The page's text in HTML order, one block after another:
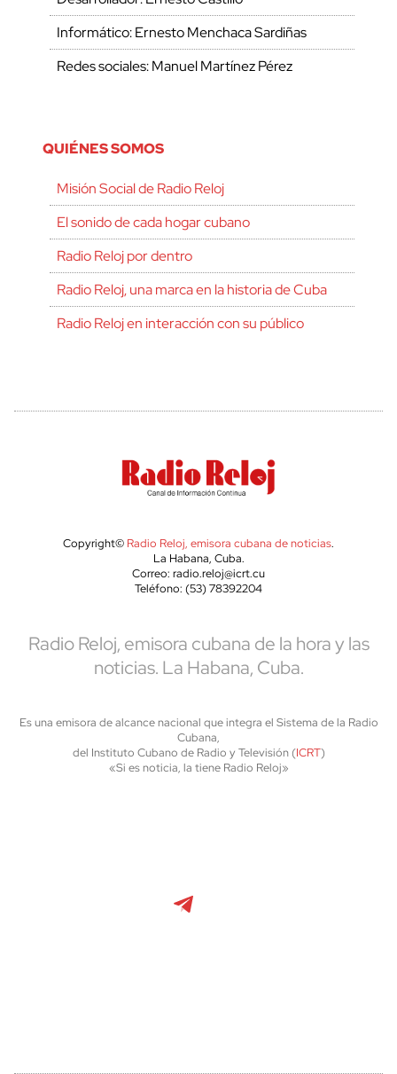
Informático: Ernesto Menchaca Sardiñas
Redes sociales: Manuel Martínez Pérez
QUIÉNES SOMOS
Misión Social de Radio Reloj
El sonido de cada hogar cubano
Radio Reloj por dentro
Radio Reloj, una marca en la historia de Cuba
Radio Reloj en interacción con su público
Copyright© Radio Reloj, emisora cubana de noticias.
La Habana, Cuba.
Correo: radio.reloj@icrt.cu
Teléfono: (53) 78392204
Radio Reloj, emisora cubana de la hora y las
noticias. La Habana, Cuba.
Es una emisora de alcance nacional que integra el Sistema de la Radio
Cubana,
del Instituto Cubano de Radio y Televisión (ICRT)
«Si es noticia, la tiene Radio Reloj»